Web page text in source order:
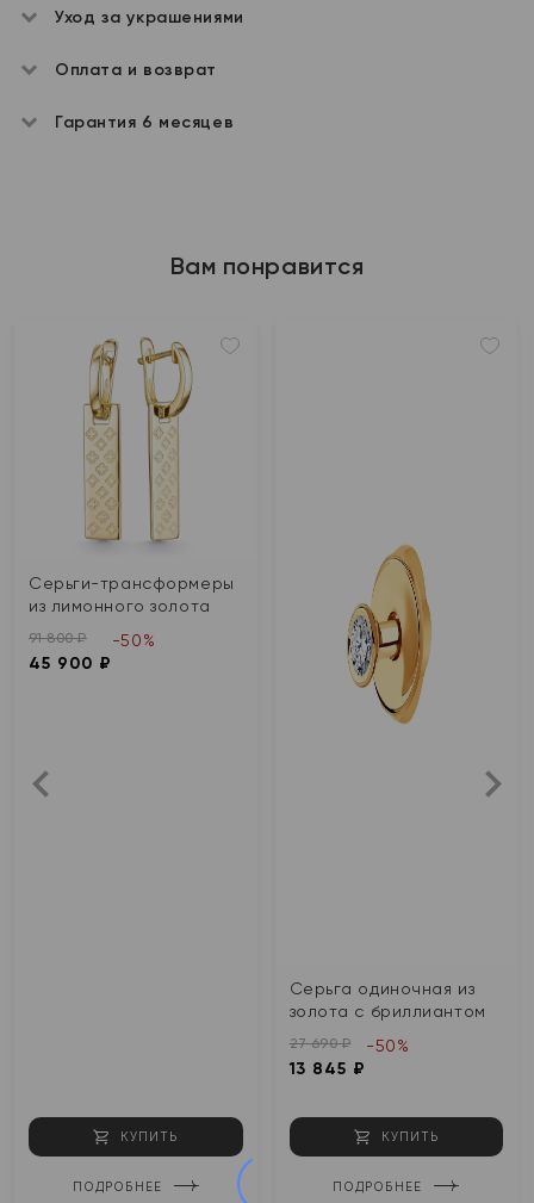
Уход за украшениями
Оплата и возврат
Гарантия 6 месяцев
Вам понравится
Серьги-трансформеры
из лимонного золота
91 800 ₽
45 900 ₽
-50%
КУПИТЬ
ПОДРОБНЕЕ
Серьга одиночная из
золота с бриллиантом
27 690 ₽
13 845 ₽
-50%
КУПИТЬ
ПОДРОБНЕЕ